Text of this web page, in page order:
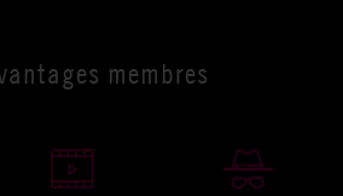
membres